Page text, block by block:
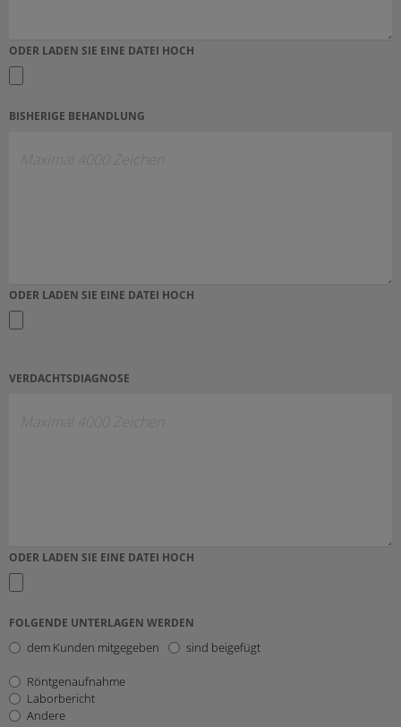
ODER LADEN SIE EINE DATEI HOCH
BISHERIGE BEHANDLUNG
ODER LADEN SIE EINE DATEI HOCH
VERDACHTSDIAGNOSE
ODER LADEN SIE EINE DATEI HOCH
FOLGENDE UNTERLAGEN WERDEN
dem Kunden mitgegeben sind beigefügt
Röntgenaufnahme
Laborbericht
Andere